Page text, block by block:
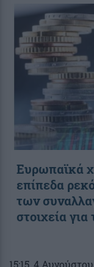
Ευρωπαϊκά
επίπεδα
των
στοιχεία
15:15 , 4